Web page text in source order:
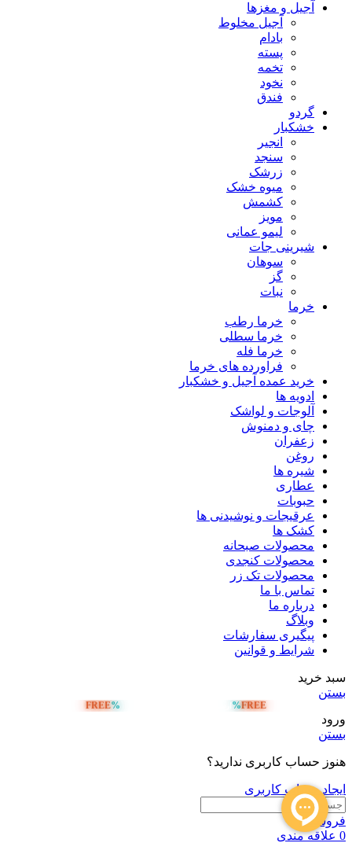
آجیل و مغزها
آجیل مخلوط
بادام
پسته
تخمه
نخود
فندق
گردو
خشکبار
انجیر
سنجد
زرشک
میوه خشک
کشمش
مویز
لیمو عمانی
شیرینی جات
سوهان
گز
نبات
خرما
خرما رطب
خرما سطلی
خرما فله
فراورده های خرما
خرید عمده آجیل و خشکبار
ادویه ها
آلوجات و لواشک
چای و دمنوش
زعفران
روغن
شیره ها
عطاری
حبوبات
عرقیجات و نوشیدنی ها
کشک ها
محصولات صبحانه
محصولات کنجدی
محصولات تک زر
تماس با ما
درباره ما
وبلاگ
پیگیری سفارشات
شرایط و قوانین
سبد خرید
بستن
FREE
%
%
FREE
ورود
بستن
هنوز حساب کاربری ندارید؟
ایجاد حساب کاربری
فروشگاه
0 علاقه مندی